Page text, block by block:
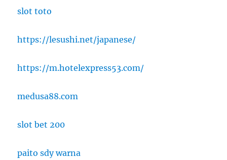
slot toto
https://lesushi.net/japanese/
https://m.hotelexpress53.com/
medusa88.com
slot bet 200
paito sdy warna